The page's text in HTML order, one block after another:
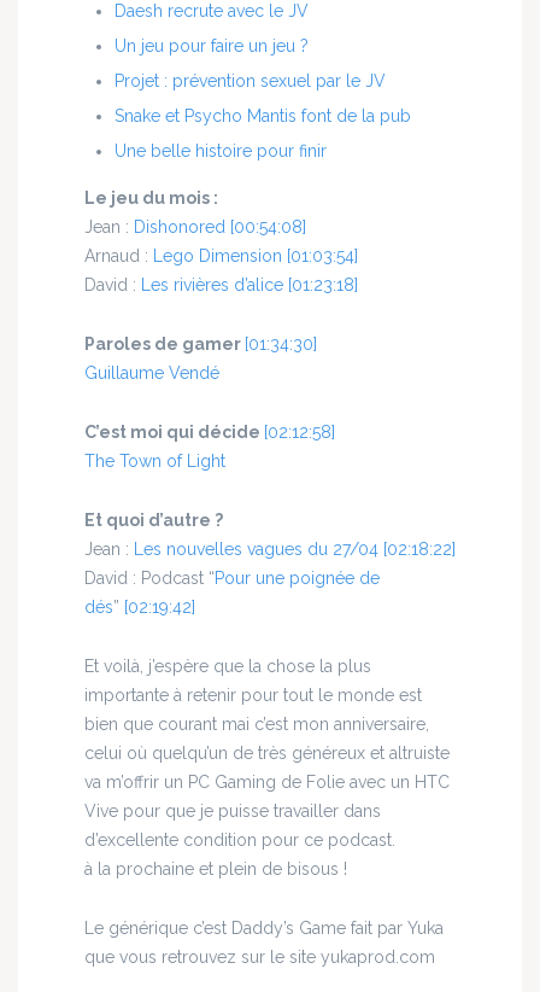
Daesh recrute avec le JV
Un jeu pour faire un jeu ?
Projet : prévention sexuel par le JV
Snake et Psycho Mantis font de la pub
Une belle histoire pour finir
Le jeu du mois :
Jean : Dishonored [00:54:08]
Arnaud : Lego Dimension [01:03:54]
David : Les rivières d’alice [01:23:18]
Paroles de gamer [01:34:30]
Guillaume Vendé
C’est moi qui décide [02:12:58]
The Town of Light
Et quoi d’autre ?
Jean : Les nouvelles vagues du 27/04 [02:18:22]
David : Podcast “Pour une poignée de
dés” [02:19:42]
Et voilà, j’espère que la chose la plus
importante à retenir pour tout le monde est
bien que courant mai c’est mon anniversaire,
celui où quelqu’un de très généreux et altruiste
va m’offrir un PC Gaming de Folie avec un HTC
Vive pour que je puisse travailler dans
d’excellente condition pour ce podcast.
à la prochaine et plein de bisous !
Le générique c’est Daddy’s Game fait par Yuka
que vous retrouvez sur le site yukaprod.com